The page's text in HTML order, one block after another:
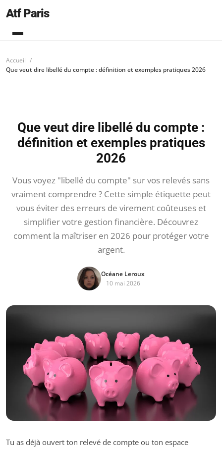
Atf Paris
Accueil
Que veut dire libellé du compte : définition et exemples pratiques 2026
Que veut dire libellé du compte :
définition et exemples pratiques
2026
Vous voyez "libellé du compte" sur vos relevés sans
vraiment comprendre ? Cette simple étiquette peut
vous éviter des erreurs de virement coûteuses et
simplifier votre gestion financière. Découvrez
comment la maîtriser en 2026 pour protéger votre
argent.
Océane Leroux
10 mai 2026
Tu as déjà ouvert ton relevé de compte ou ton espace